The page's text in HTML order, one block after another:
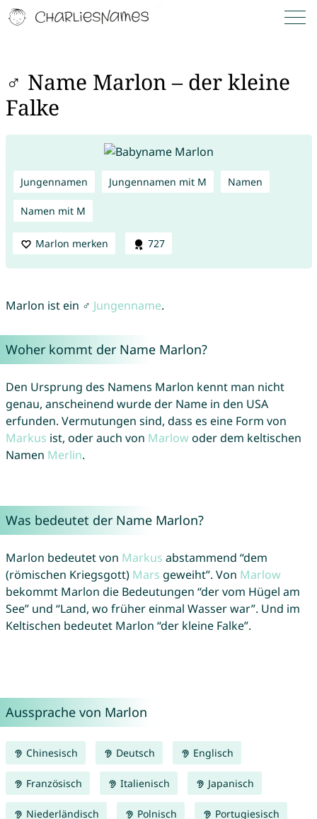
♂ Name Marlon – der kleine
Falke
Jungennamen Jungennamen mit M Namen
Namen mit M
Marlon merken 727
Marlon ist ein ♂ Jungenname.
Woher kommt der Name Marlon?
Den Ursprung des Namens Marlon kennt man nicht
genau, anscheinend wurde der Name in den USA
erfunden. Vermutungen sind, dass es eine Form von
Markus ist, oder auch von Marlow oder dem keltischen
Namen Merlin.
Was bedeutet der Name Marlon?
Marlon bedeutet von Markus abstammend “dem
(römischen Kriegsgott) Mars geweiht”. Von Marlow
bekommt Marlon die Bedeutungen “der vom Hügel am
See” und “Land, wo früher einmal Wasser war”. Und im
Keltischen bedeutet Marlon “der kleine Falke”.
Aussprache von Marlon
Chinesisch Deutsch Englisch
Französisch Italienisch Japanisch
Niederländisch Polnisch Portugiesisch